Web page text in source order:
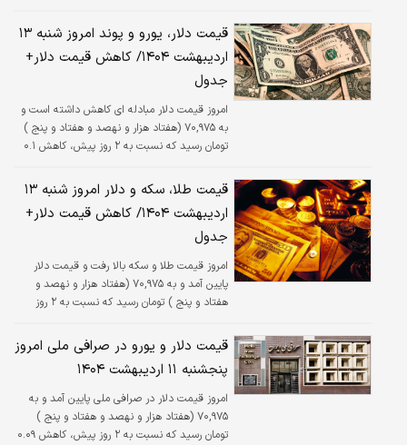
قیمت دلار، یورو و پوند امروز شنبه ۱۳
اردیبهشت ۱۴۰۴/ کاهش قیمت دلار+
جدول
امروز قیمت دلار مبادله ای کاهش داشته است و
به ۷۰,۹۷۵ (هفتاد هزار و نهصد و هفتاد و پنج )
تومان رسید که نسبت به ۲ روز پیش، کاهش ۰.۱
قیمت طلا، سکه و دلار امروز شنبه ۱۳
اردیبهشت ۱۴۰۴/ کاهش قیمت دلار+
جدول
امروز قیمت طلا و سکه بالا رفت و قیمت دلار
پایین آمد و به ۷۰,۹۷۵ (هفتاد هزار و نهصد و
هفتاد و پنج ) تومان رسید که نسبت به ۲ روز
قیمت دلار و یورو در صرافی ملی امروز
پنجشنبه ۱۱ اردیبهشت ۱۴۰۴
امروز قیمت دلار در صرافی ملی پایین آمد و به
۷۰,۹۷۵ (هفتاد هزار و نهصد و هفتاد و پنج )
تومان رسید که نسبت به ۲ روز پیش، کاهش ۰.۰۹